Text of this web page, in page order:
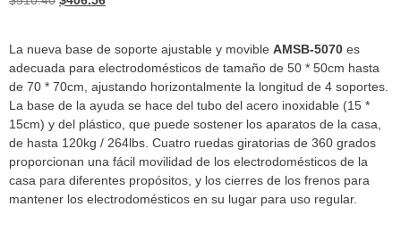
La nueva base de soporte ajustable y movible AMSB-5070 es
adecuada para electrodomésticos de tamaño de 50 * 50cm hasta
de 70 * 70cm, ajustando horizontalmente la longitud de 4 soportes.
La base de la ayuda se hace del tubo del acero inoxidable (15 *
15cm) y del plástico, que puede sostener los aparatos de la casa,
de hasta 120kg / 264lbs. Cuatro ruedas giratorias de 360 grados
proporcionan una fácil movilidad de los electrodomésticos de la
casa para diferentes propósitos, y los cierres de los frenos para
mantener los electrodomésticos en su lugar para uso regular.